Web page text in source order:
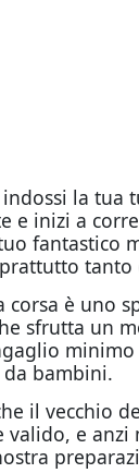
la tua
e inizi a
fantastico
corsa è uno
sfrutta un
bambini.
il vecchio
valido, e anzi